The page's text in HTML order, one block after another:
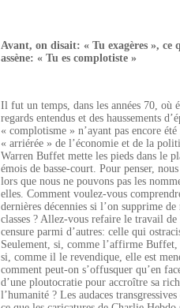
Avant, on disait: « Tu exagères »,
assène: « Tu es complotiste »
Il fut un temps, dans les années 70, où
regards entendus et des haussements
« complotisme » n’ayant pas encore
« arriérée » de l’économie et de la
Warren Buffet mette les pieds dans le
émois de basse-court. Pour penser,
lors que nous ne pouvons pas les
elles. Comment voulez-vous
dernières décennies si l’on supprime
classes ? Allez-vous refaire le travail
censure parmi d’autres: celle qui
Seulement, si, comme l’affirme Buffet,
si, comme il le revendique, elle est
comment peut-on s’offusquer qu’en
d’une ploutocratie pour accroître sa
l’humanité ? Les audaces